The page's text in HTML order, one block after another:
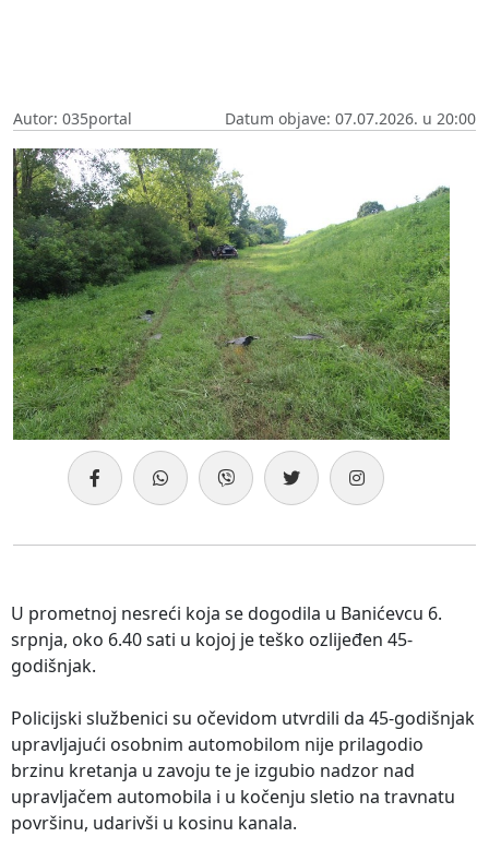
Autor: 035portal Datum objave: 07.07.2026. u 20:00
U prometnoj nesreći koja se dogodila u Banićevcu 6.
srpnja, oko 6.40 sati u kojoj je teško ozlijeđen 45-
godišnjak.
Policijski službenici su očevidom utvrdili da 45-godišnjak
upravljajući osobnim automobilom nije prilagodio
brzinu kretanja u zavoju te je izgubio nadzor nad
upravljačem automobila i u kočenju sletio na travnatu
površinu, udarivši u kosinu kanala.